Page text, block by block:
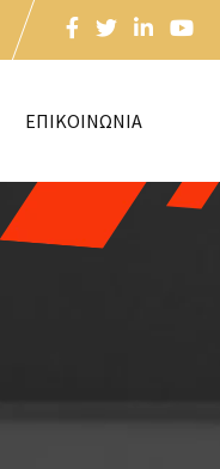
ΕΠΙΚΟΙΝΩΝΙΑ